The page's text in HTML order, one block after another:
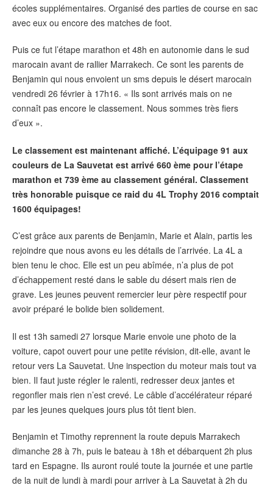
écoles supplémentaires. Organisé des parties de course en sac
avec eux ou encore des matches de foot.
Puis ce fut l’étape marathon et 48h en autonomie dans le sud
marocain avant de rallier Marrakech. Ce sont les parents de
Benjamin qui nous envoient un sms depuis le désert marocain
vendredi 26 février à 17h16. « Ils sont arrivés mais on ne
connaît pas encore le classement. Nous sommes très fiers
d’eux ».
Le classement est maintenant affiché. L’équipage 91 aux
couleurs de La Sauvetat est arrivé 660 ème pour l’étape
marathon et 739 ème au classement général. Classement
très honorable puisque ce raid du 4L Trophy 2016 comptait
1600 équipages!
C’est grâce aux parents de Benjamin, Marie et Alain, partis les
rejoindre que nous avons eu les détails de l’arrivée. La 4L a
bien tenu le choc. Elle est un peu abîmée, n’a plus de pot
d’échappement resté dans le sable du désert mais rien de
grave. Les jeunes peuvent remercier leur père respectif pour
avoir préparé le bolide bien solidement.
Il est 13h samedi 27 lorsque Marie envoie une photo de la
voiture, capot ouvert pour une petite révision, dit-elle, avant le
retour vers La Sauvetat. Une inspection du moteur mais tout va
bien. Il faut juste régler le ralenti, redresser deux jantes et
regonfler mais rien n’est crevé. Le câble d’accélérateur réparé
par les jeunes quelques jours plus tôt tient bien.
Benjamin et Timothy reprennent la route depuis Marrakech
dimanche 28 à 7h, puis le bateau à 18h et débarquent 2h plus
tard en Espagne. Ils auront roulé toute la journée et une partie
de la nuit de lundi à mardi pour arriver à La Sauvetat à 2h du